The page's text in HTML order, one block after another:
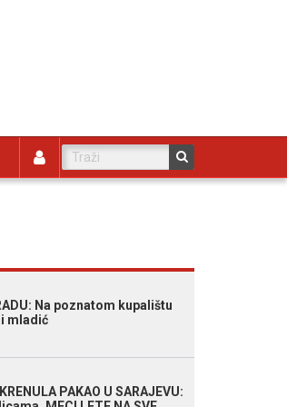
Na poznatom kupalištu
mladić
PAKAO U SARAJEVU: